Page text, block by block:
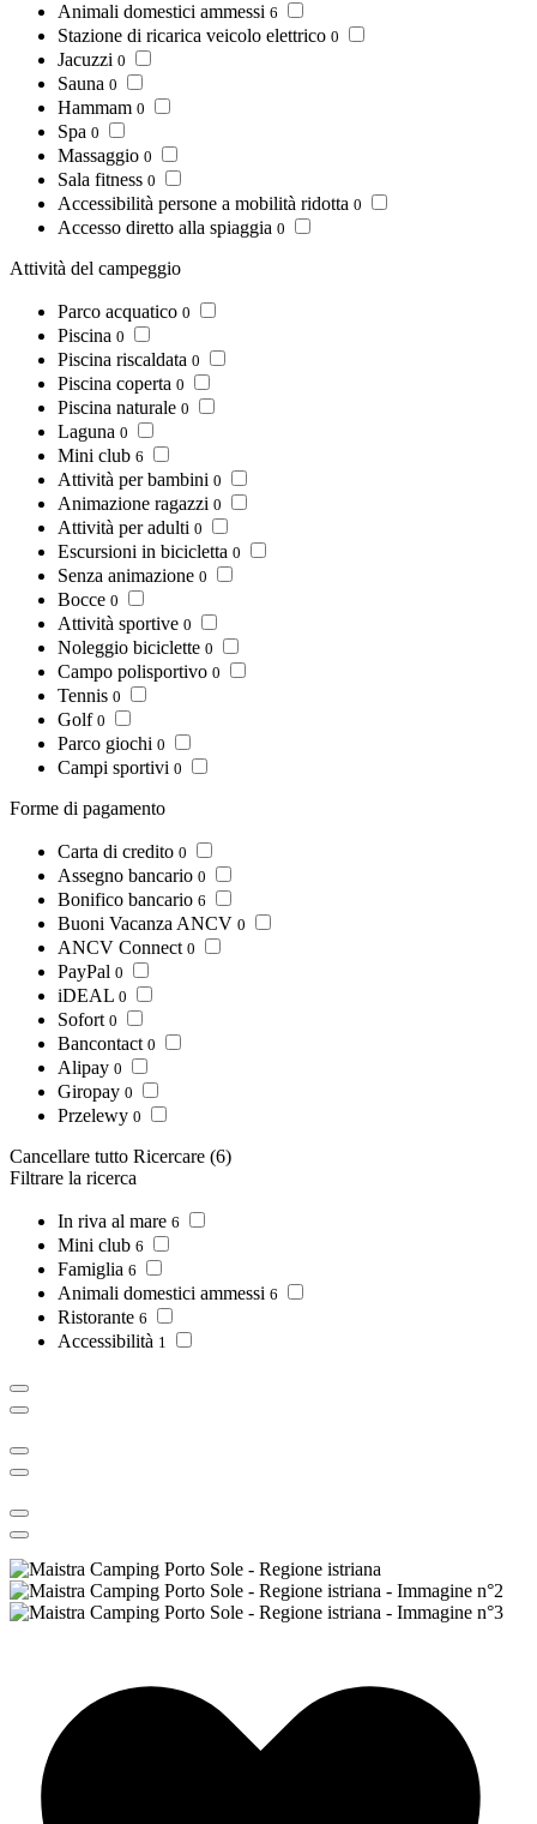
Animali domestici ammessi 6
Stazione di ricarica veicolo elettrico 0
Jacuzzi 0
Sauna 0
Hammam 0
Spa 0
Massaggio 0
Sala fitness 0
Accessibilità persone a mobilità ridotta 0
Accesso diretto alla spiaggia 0
Attività del campeggio
Parco acquatico 0
Piscina 0
Piscina riscaldata 0
Piscina coperta 0
Piscina naturale 0
Laguna 0
Mini club 6
Attività per bambini 0
Animazione ragazzi 0
Attività per adulti 0
Escursioni in bicicletta 0
Senza animazione 0
Bocce 0
Attività sportive 0
Noleggio biciclette 0
Campo polisportivo 0
Tennis 0
Golf 0
Parco giochi 0
Campi sportivi 0
Forme di pagamento
Carta di credito 0
Assegno bancario 0
Bonifico bancario 6
Buoni Vacanza ANCV 0
ANCV Connect 0
PayPal 0
iDEAL 0
Sofort 0
Bancontact 0
Alipay 0
Giropay 0
Przelewy 0
Cancellare tutto Ricercare (6)
Filtrare la ricerca
In riva al mare 6
Mini club 6
Famiglia 6
Animali domestici ammessi 6
Ristorante 6
Accessibilità 1